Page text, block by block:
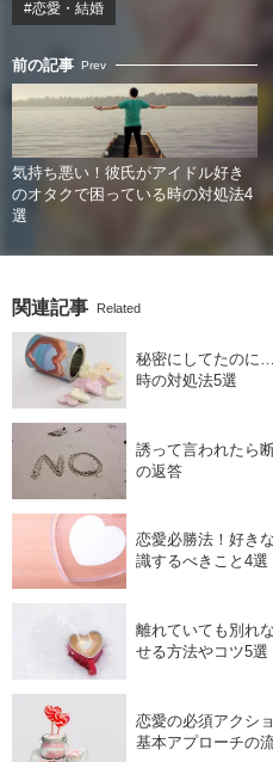
#恋愛・結婚
前の記事 Prev
気持ち悪い！彼氏がアイドル好き
のオタクで困っている時の対処法4
選
関連記事 Related
秘密にしてたのに
時の対処法5選
誘って言われたら
の返答
恋愛必勝法！好き
識するべきこと4選
離れていても別れ
せる方法やコツ5選
恋愛の必須アクシ
基本アプローチの